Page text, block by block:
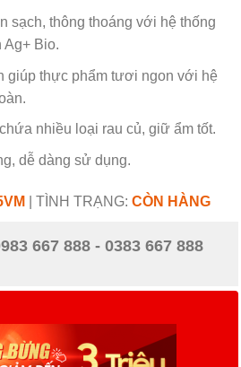
sạch, thông thoáng với hệ thống
Ag+ Bio.
giúp thực phẩm tươi ngon với hệ
nhiều loại rau củ, giữ ẩm tốt.
dễ dàng sử dụng.
TÌNH TRẠNG: CÒN HÀNG
667 888 - 0383 667 888